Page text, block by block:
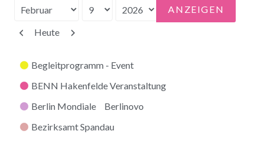
Monat
Tag
Jahr
Zurück
Heute Weiter
Kategorien
Begleitprogramm - Event
BENN Hakenfelde Veranstaltung
Berlin Mondiale
Berlinovo
Bezirksamt Spandau